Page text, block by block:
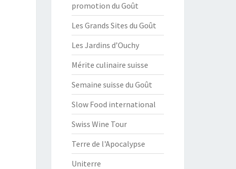
promotion du Goût
Les Grands Sites du Goût
Les Jardins d’Ouchy
Mérite culinaire suisse
Semaine suisse du Goût
Slow Food international
Swiss Wine Tour
Terre de l'Apocalypse
Uniterre